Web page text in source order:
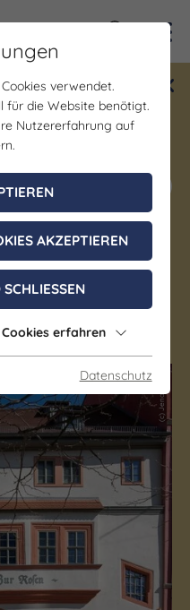
mit Saale-
1.7. - 18.12.
Jetzt mitmachen
Rosen
(c) JenaKultur
verwendet.
für die Website benötigt.
Nutzererfahrung auf
AKZEPTIEREN
erfahren
Datenschutz